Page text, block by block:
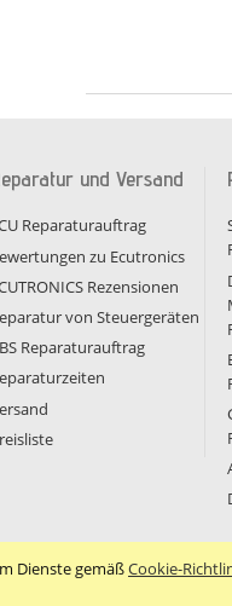
Dienste gemäßCookie-
und Versand
Reparaturauftrag
zu Ecutronics
Rezensionen
von Steuergeräten
Reparaturauftrag